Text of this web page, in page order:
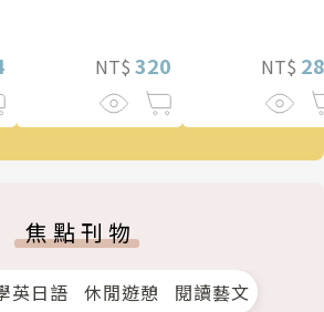
NT$ 320 NT$
焦點刊物
英日語 休閒遊憩 閱讀藝文